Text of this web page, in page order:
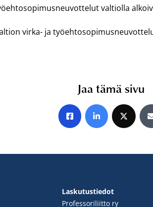
valtiolla
virka- ja
Jaa tämä sivu
Jaa Facebookissa
Jaa LinkedInissä
Jaa X:ssä
Laskutustiedot
Professoriliitto ry